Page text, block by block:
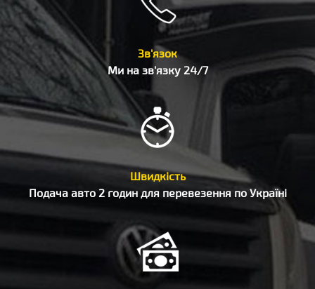
Зв'язок
Ми на зв'язку 24/7
Швидкість
Подача авто 2 годин для перевезення по Україні